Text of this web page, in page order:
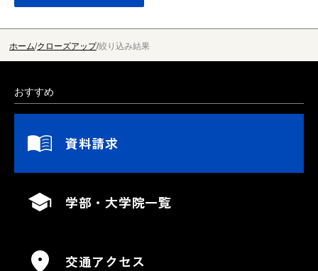
ホーム クローズアップ絞り込み結果
おすすめ
資料請求
学部・大学院一覧
交通アクセス